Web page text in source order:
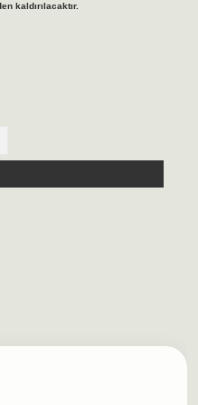
kaldırılacaktır.